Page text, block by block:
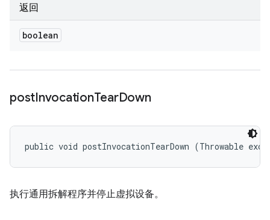
返回
boolean
postInvocationTearDown
public void postInvocationTearDown (Throwable
执行通用拆解程序并停止虚拟设备。